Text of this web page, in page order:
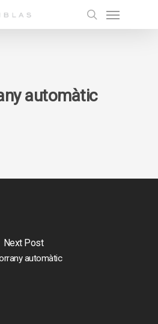
search
Menu
automàtic
Next Post
automàtic